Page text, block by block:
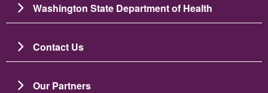
Washington State Department of Health
Contact Us
Our Partners